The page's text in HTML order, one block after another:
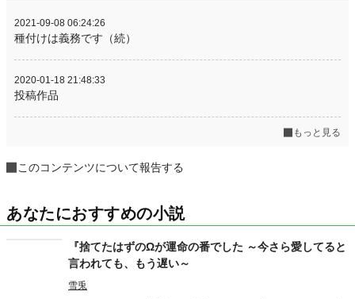
2021-09-08 06:24:26
種付けは義務です（続）
2020-01-18 21:48:33
投稿作品
もっと見る
このコンテンツについて報告する
あなたにおすすめの小説
『捨てたはずのΩが運命の番でした ～今さら愛してると
言われても、もう遅い～
雪兎